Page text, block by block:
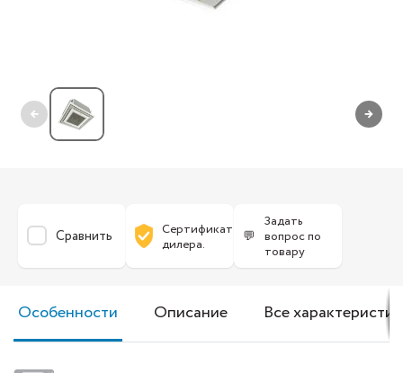
← →
Сравнить
Сертификат
дилера.
💬
Задать
вопрос по
товару
Особенности Описание Все